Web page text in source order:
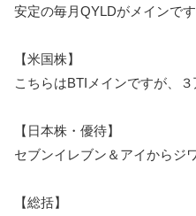
安定の毎月QYLDがメインです
【米国株】
こちらはBTIメインですが、
【日本株・優待】
セブンイレブン＆アイからジ
【総括】